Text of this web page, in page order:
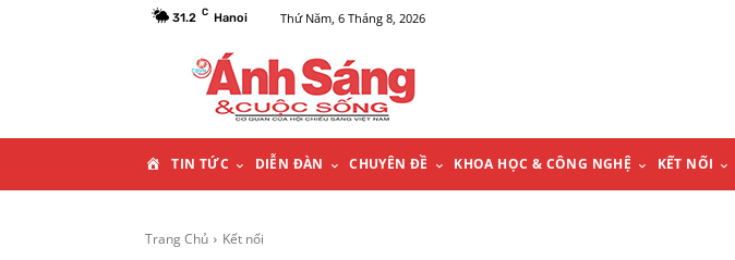
31.2 C Hanoi Thứ Năm, 6 Tháng 8, 2026
TIN TỨC DIỄN ĐÀN CHUYÊN ĐỀ KHOA HỌC & CÔNG NGHỆ KẾT NỐI
Trang Chủ Kết nối